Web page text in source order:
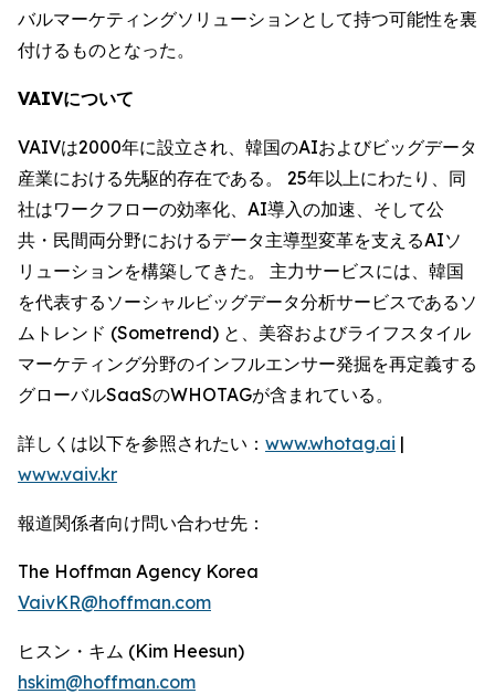
バルマーケティングソリューションとして持つ可能性を裏
付けるものとなった。
VAIVについて
VAIVは2000年に設立され、韓国のAIおよびビッグデータ
産業における先駆的存在である。 25年以上にわたり、同
社はワークフローの効率化、AI導入の加速、そして公
共・民間両分野におけるデータ主導型変革を支えるAIソ
リューションを構築してきた。 主力サービスには、韓国
を代表するソーシャルビッグデータ分析サービスであるソ
ムトレンド (Sometrend) と、美容およびライフスタイル
マーケティング分野のインフルエンサー発掘を再定義する
グローバルSaaSのWHOTAGが含まれている。
詳しくは以下を参照されたい： www.whotag.ai |
www.vaiv.kr
報道関係者向け問い合わせ先：
The Hoffman Agency Korea
VaivKR@hoffman.com
ヒスン・キム (Kim Heesun)
hskim@hoffman.com